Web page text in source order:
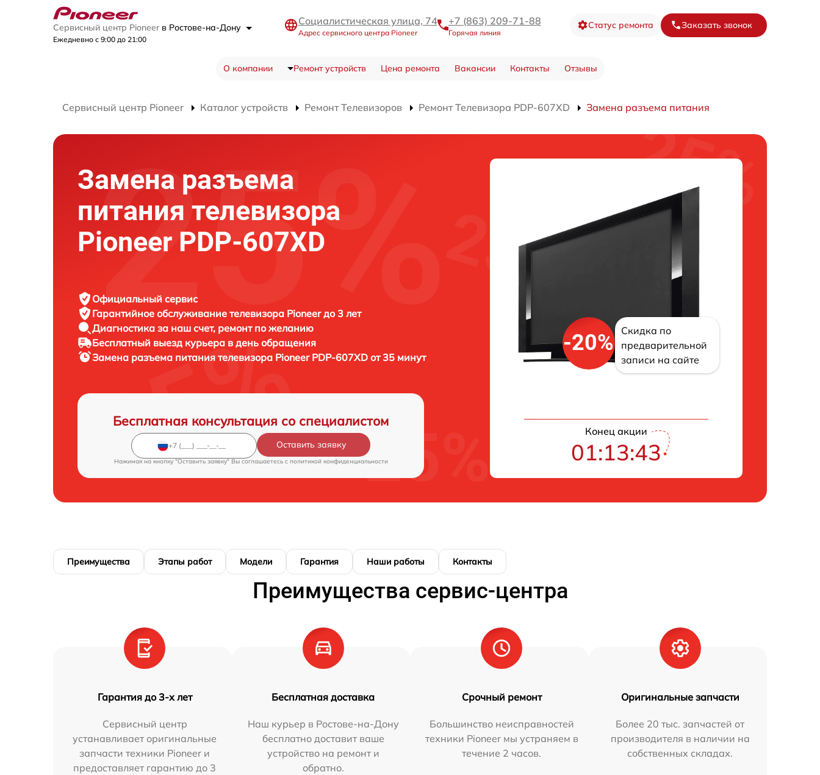
Сервисный центр Pioneer в Ростове-на-Дону
Ежедневно с 9:00 до 21:00
Социалистическая улица, 74
Адрес сервисного центра Pioneer
+7 (863) 209-71-88
Горячая линия
Статус ремонта Заказать звонок
О компании Ремонт устройств Цена ремонта Вакансии Контакты Отзывы
Сервисный центр Pioneer Каталог устройств Ремонт Телевизоров Ремонт Телевизора PDP-607XD Замена разъема питания
Замена разъема
питания телевизора
Pioneer PDP-607XD
Официальный сервис
Гарантийное обслуживание телевизора Pioneer до 3 лет
Диагностика за наш счет, ремонт по желанию
Бесплатный выезд курьера в день обращения
Замена разъема питания телевизора Pioneer PDP-607XD от 35 минут
Бесплатная консультация со специалистом
Оставить заявку
Нажимая на кнопку "Оставить заявку" Вы соглашаетесь c политикой конфиденциальности
-20%
Скидка по
предварительной
записи на сайте
Конец акции
01:13:43
Преимущества Этапы работ Модели Гарантия Наши работы Контакты
Преимущества сервис-центра
Гарантия до 3-х лет
Сервисный центр
устанавливает оригинальные
запчасти техники Pioneer и
предоставляет гарантию до 3
Бесплатная доставка
Наш курьер в Ростове-на-Дону
бесплатно доставит ваше
устройство на ремонт и
обратно.
Срочный ремонт
Большинство неисправностей
техники Pioneer мы устраняем в
течение 2 часов.
Оригинальные запчасти
Более 20 тыс. запчастей от
производителя в наличии на
собственных складах.